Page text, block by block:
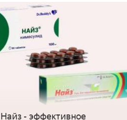
Найз - эффективное